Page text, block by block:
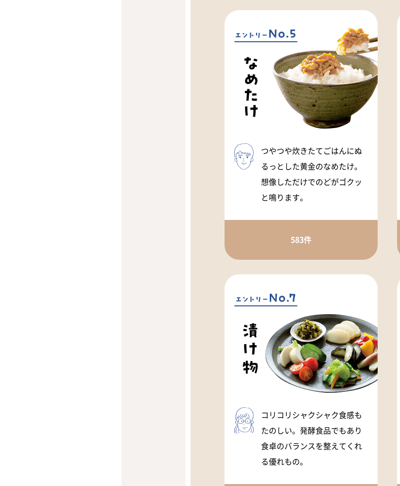
つやつや炊きたてごはんにぬ
るっとした黄金のなめたけ。
想像しただけでのどがゴクッ
と鳴ります。
583件
コリコリシャクシャク食感も
たのしい。発酵食品でもあり
食卓のバランスを整えてくれ
る優れもの。